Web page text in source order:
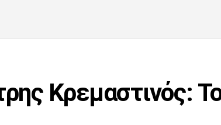
Κρεμαστινός: